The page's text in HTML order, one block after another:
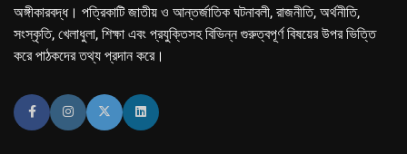
অঙ্গীকারবদ্ধ। পত্রিকাটি জাতীয় ও আন্তর্জাতিক ঘটনাবলী, রাজনীতি, অর্থনীতি,
সংস্কৃতি, খেলাধুলা, শিক্ষা এবং প্রযুক্তিসহ বিভিন্ন গুরুত্বপূর্ণ বিষয়ের উপর ভিত্তি
করে পাঠকদের তথ্য প্রদান করে।